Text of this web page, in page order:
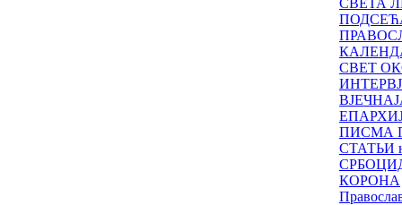
СВЕТА
СВЕТ
ПИСМА
СТАТЬИ
КОРОНА